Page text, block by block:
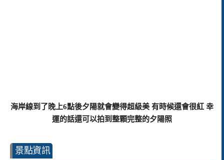
海岸線到了晚上6點後夕陽就會變得超級美 有時候還會很紅 幸
運的話還可以拍到整顆完整的夕陽照
景點資訊